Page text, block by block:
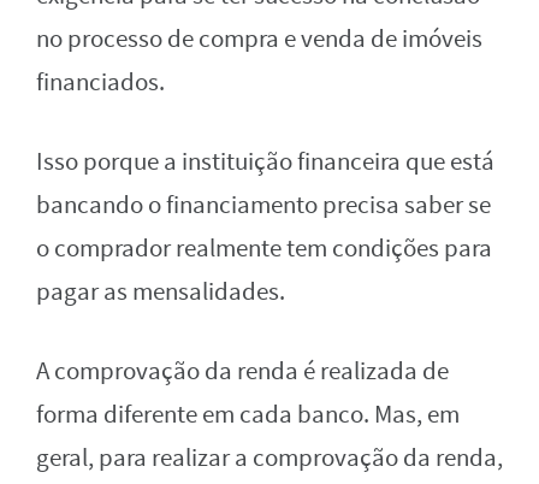
no processo de compra e venda de imóveis
financiados.
Isso porque a instituição financeira que está
bancando o financiamento precisa saber se
o comprador realmente tem condições para
pagar as mensalidades.
A comprovação da renda é realizada de
forma diferente em cada banco. Mas, em
geral, para realizar a comprovação da renda,